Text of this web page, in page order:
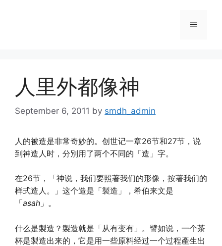
Menu
人里外都像神
September 6, 2011 by smdh_admin
人的被造是非常奇妙的。创世记一章26节和27节，说
到神造人时，分別用了两个不同的「造」字。
在26节，「神说，我们要照著我们的形像，按著我们的
样式造人。」这个造是「製造」，希伯来文是
「asah 」 。
什么是製造？製造就是「从有变有」。譬如说，一个茶
杯是製造出来的，它是用一些原料经过一个过程產生出